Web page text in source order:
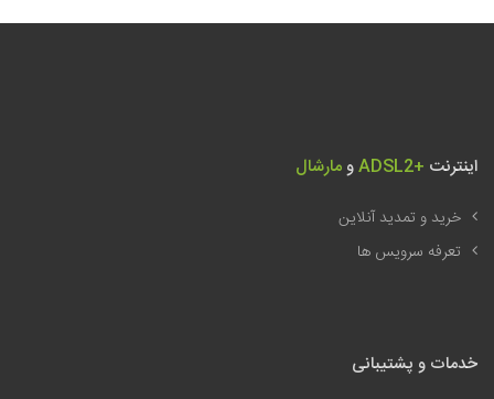
اینترنت ADSL2+و مارشال
خرید و تمدید آنلاین
تعرفه سرویس ها
خدمات و پشتیبانی